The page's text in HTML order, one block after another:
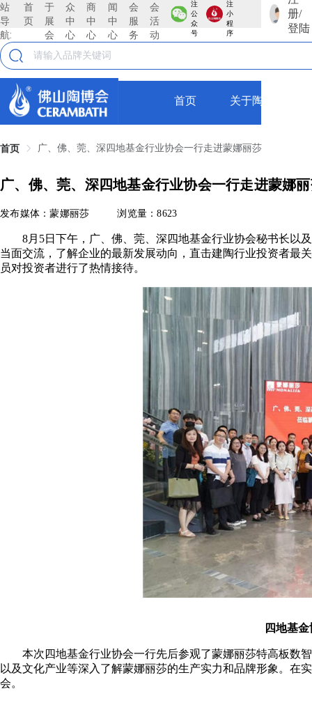
站
导
航:
首
页
于
展
会
众
中
心
商
中
心
闻
中
心
会
服
务
会
活
动
注
公
众
号
注
小
程
序
册/
登陆
首页 关于陶博会
首页 广、佛、莞、深四地基金行业协会一行走进蒙娜丽莎
广、佛、莞、深四地基金行业协会一行走进蒙娜
发布媒体：蒙娜丽莎 浏览量：8623
8月5日下午，广、佛、莞、深四地基金行业协会秘书长以及
当面交流，了解企业的最新发展动向，直击建陶行业投资者最
员对投资者进行了热情接待。
四地基
本次四地基金行业协会一行先后参观了蒙娜丽莎特高板数智
以及文化产业等深入了解蒙娜丽莎的生产实力和品牌形象。在
会。